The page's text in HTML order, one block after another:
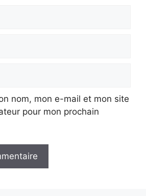
nom, mon e-mail et mon site
pour mon prochain